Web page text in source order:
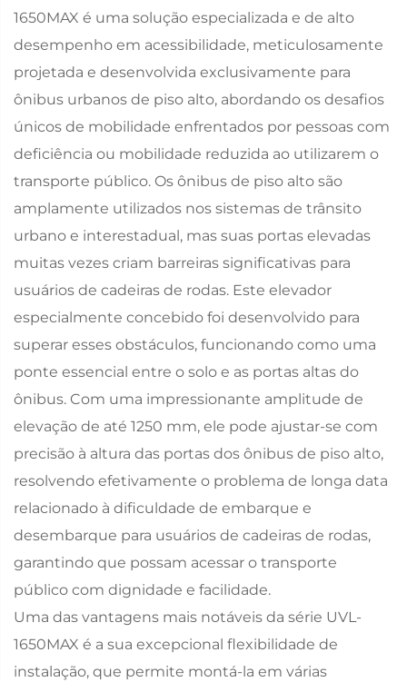
1650MAX é uma solução especializada e de alto
desempenho em acessibilidade, meticulosamente
projetada e desenvolvida exclusivamente para
ônibus urbanos de piso alto, abordando os desafios
únicos de mobilidade enfrentados por pessoas com
deficiência ou mobilidade reduzida ao utilizarem o
transporte público. Os ônibus de piso alto são
amplamente utilizados nos sistemas de trânsito
urbano e interestadual, mas suas portas elevadas
muitas vezes criam barreiras significativas para
usuários de cadeiras de rodas. Este elevador
especialmente concebido foi desenvolvido para
superar esses obstáculos, funcionando como uma
ponte essencial entre o solo e as portas altas do
ônibus. Com uma impressionante amplitude de
elevação de até 1250 mm, ele pode ajustar-se com
precisão à altura das portas dos ônibus de piso alto,
resolvendo efetivamente o problema de longa data
relacionado à dificuldade de embarque e
desembarque para usuários de cadeiras de rodas,
garantindo que possam acessar o transporte
público com dignidade e facilidade.
Uma das vantagens mais notáveis da série UVL-
1650MAX é a sua excepcional flexibilidade de
instalação, que permite montá-la em várias